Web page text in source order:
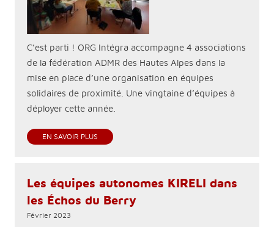
C’est parti ! ORG Intégra accompagne 4 associations
de la fédération ADMR des Hautes Alpes dans la
mise en place d’une organisation en équipes
solidaires de proximité. Une vingtaine d’équipes à
déployer cette année.
EN SAVOIR PLUS
Les équipes autonomes KIRELI dans
les Échos du Berry
Février 2023